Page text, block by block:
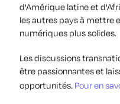
d'Amérique latine et
les autres pays à mettre
numériques plus solides.
Les discussions
être passionnantes et
opportunités. Pour en